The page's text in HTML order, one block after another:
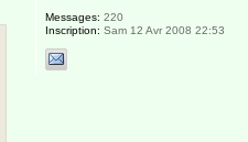
Messages: 220
Inscription: Sam 12 Avr 2008 22:53